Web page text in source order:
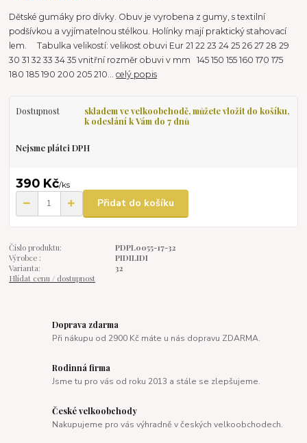
Dětské gumáky pro dívky. Obuv je vyrobena z gumy, s textilní
podšívkou a vyjímatelnou stélkou. Holínky mají praktický stahovací
lem. Tabulka velikostí: velikost obuvi Eur 21 22 23 24 25 26 27 28 29
30 31 32 33 34 35 vnitřní rozměr obuvi v mm 145 150 155 160 170 175
180 185 190 200 205 210...celý popis
Dostupnost
skladem ve velkoobchodě, můžete vložit do košíku,
k odeslání k Vám do 7 dnů
Nejsme plátci DPH
390 Kč/ks
Přidat do košíku
Číslo produktu:
PDPL0055-17-32
Výrobce :
PIDILIDI
Varianta:
32
Hlídat cenu / dostupnost
Doprava zdarma
Při nákupu od 2900 Kč máte u nás dopravu ZDARMA.
Rodinná firma
Jsme tu pro vás od roku 2013 a stále se zlepšujeme.
České velkoobchody
Nakupujeme pro vás výhradně v českých velkoobchodech.